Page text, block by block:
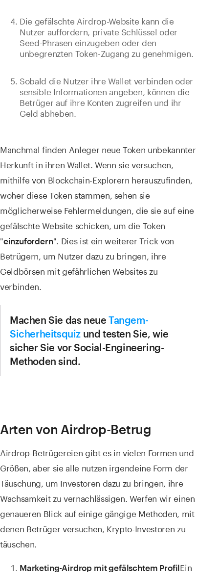
Die gefälschte Airdrop-Website kann die
Nutzer auffordern, private Schlüssel oder
Seed-Phrasen einzugeben oder den
unbegrenzten Token-Zugang zu genehmigen.
Sobald die Nutzer ihre Wallet verbinden oder
sensible Informationen angeben, können die
Betrüger auf ihre Konten zugreifen und ihr
Geld abheben.
Manchmal finden Anleger neue Token unbekannter
Herkunft in ihren Wallet. Wenn sie versuchen,
mithilfe von Blockchain-Explorern herauszufinden,
woher diese Token stammen, sehen sie
möglicherweise Fehlermeldungen, die sie auf eine
gefälschte Website schicken, um die Token
"einzufordern". Dies ist ein weiterer Trick von
Betrügern, um Nutzer dazu zu bringen, ihre
Geldbörsen mit gefährlichen Websites zu
verbinden.
Machen Sie das neueTangem-
Sicherheitsquiz und testen Sie, wie
sicher Sie vor Social-Engineering-
Methoden sind.
Arten von Airdrop-Betrug
Airdrop-Betrügereien gibt es in vielen Formen und
Größen, aber sie alle nutzen irgendeine Form der
Täuschung, um Investoren dazu zu bringen, ihre
Wachsamkeit zu vernachlässigen. Werfen wir einen
genaueren Blick auf einige gängige Methoden, mit
denen Betrüger versuchen, Krypto-Investoren zu
täuschen.
Marketing-Airdrop mit gefälschtem ProfilEin